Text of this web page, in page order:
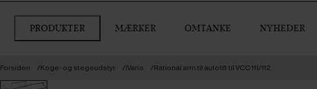
PRODUKTER MÆRKER OMTANKE NYHEDER
Forsiden Koge- og stegeudstyr iVario Rational arm til autolift til VCC 111/112